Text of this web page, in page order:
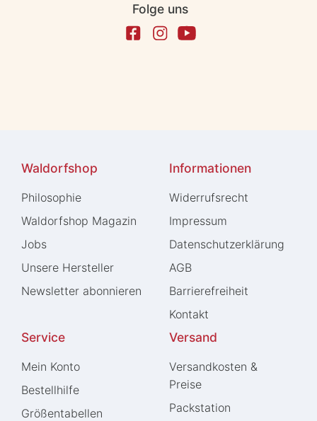
Folge uns
Waldorfshop
Philosophie
Waldorfshop Magazin
Jobs
Unsere Hersteller
Newsletter abonnieren
Informationen
Widerrufs­recht
Impressum
Daten­schutz­erklärung
AGB
Barrierefreiheit
Kontakt
Service
Mein Konto
Bestellhilfe
Größentabellen
Versand
Versandkosten &
Preise
Packstation